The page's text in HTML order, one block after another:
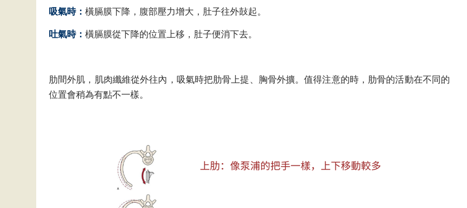
吸氣時： 橫膈膜下降，腹部壓力增大，肚子往外鼔起。
吐氣時： 橫膈膜從下降的位置上移，肚子便消下去。
肋間外肌，肌肉纖維從外往內，吸氣時把肋骨上提、胸骨外擴。值得注意的時，肋骨的活動在不同的
位置會稍為有點不一樣。